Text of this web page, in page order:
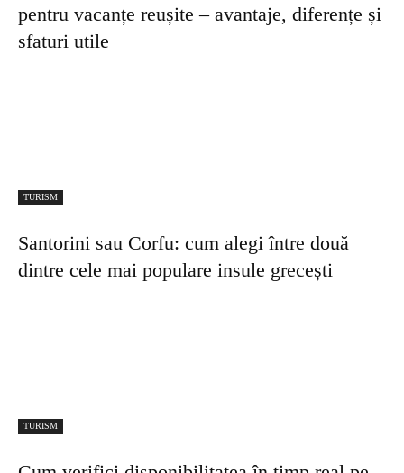
vivaholidays.ro pentru un hotel?
strainatate — Ce acopera pe termen lung